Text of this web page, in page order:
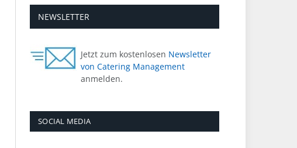
NEWSLETTER
Jetzt zum kostenlosen Newsletter
von Catering Management
anmelden.
SOCIAL MEDIA